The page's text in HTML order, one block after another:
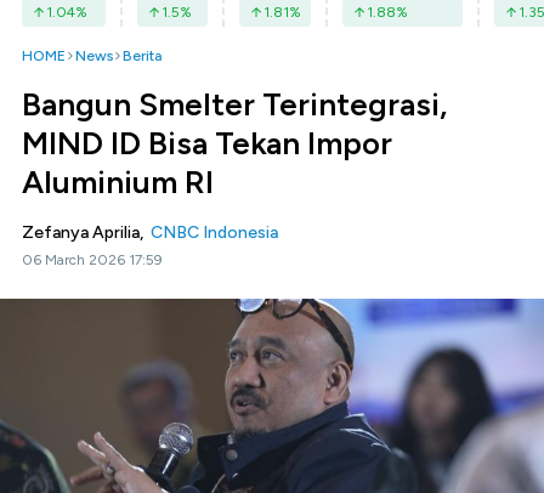
1.04% 1.5% 1.81% 1.88% 1.35
HOME News Berita
Bangun Smelter Terintegrasi,
MIND ID Bisa Tekan Impor
Aluminium RI
Zefanya Aprilia, CNBC Indonesia
06 March 2026 17:59